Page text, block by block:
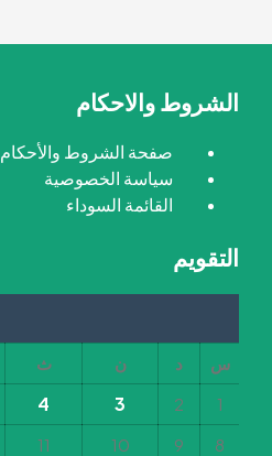
الشروط والاحكام
صفحة الشروط والأحكام
سياسة الخصوصية
القائمة السوداء
التقويم
س د ن ث
1
2
3
4
8
9
10
11